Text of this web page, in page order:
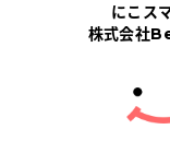
にこスマにつ
サポートセン
にこス
株式会社